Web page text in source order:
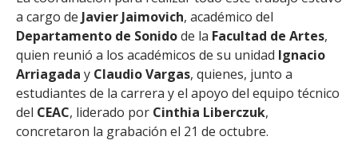
a cargo de Javier Jaimovich, académico del
Departamento de Sonidode la Facultad de Artes,
quien reunió a los académicos de su unidad Ignacio
Arriagada y Claudio Vargas, quienes, junto a
estudiantes de la carrera y el apoyo del equipo técnico
del CEAC, liderado por Cinthia Liberczuk,
concretaron la grabación el 21 de octubre.